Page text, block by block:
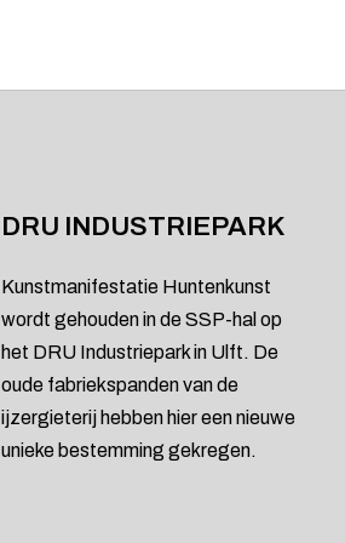
DRU INDUSTRIEPARK
Kunstmanifestatie Huntenkunst
wordt gehouden in de SSP-hal op
het DRU Industriepark in Ulft. De
oude fabriekspanden van de
ijzergieterij hebben hier een nieuwe
unieke bestemming gekregen.